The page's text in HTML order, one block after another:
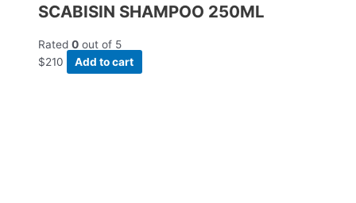
SCABISIN SHAMPOO 250ML
Rated 0 out of 5
$210 Add to cart